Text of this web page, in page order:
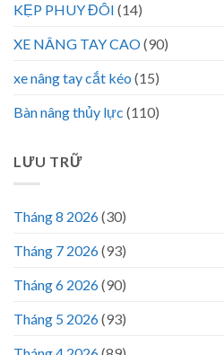
KẸP PHUY ĐÔI (14)
XE NÂNG TAY CAO(90)
xe nâng tay cắt kéo (15)
Bàn nâng thủy lực (110)
LƯU TRỮ
Tháng 8 2026(30)
Tháng 7 2026(93)
Tháng 6 2026(90)
Tháng 5 2026(93)